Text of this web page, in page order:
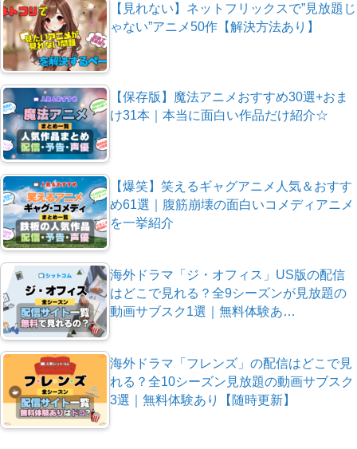
【見れない】ネットフリックスで”見放題じ
ゃない”アニメ50作【解決方法あり】
【保存版】魔法アニメおすすめ30選+おま
け31本｜本当に面白い作品だけ紹介☆
【爆笑】笑えるギャグアニメ人気＆おすす
め61選｜腹筋崩壊の面白いコメディアニメ
を一挙紹介
海外ドラマ「ジ・オフィス」US版の配信
はどこで見れる？全9シーズンが見放題の
動画サブスク1選｜無料体験あ…
海外ドラマ「フレンズ」の配信はどこで見
れる？全10シーズン見放題の動画サブスク
3選｜無料体験あり【随時更新】